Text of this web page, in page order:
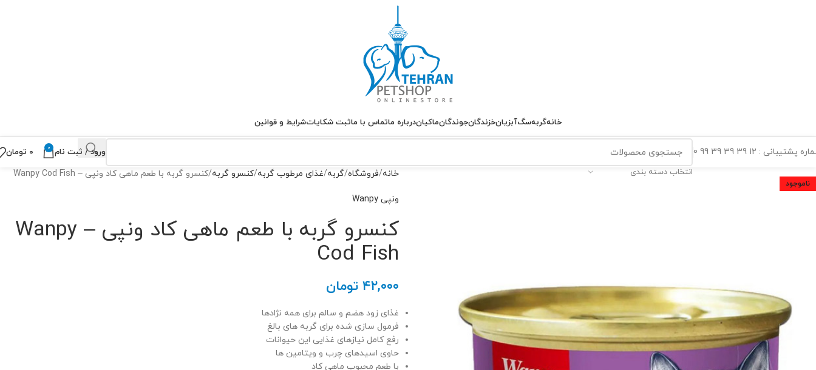
خانهگربهسگآبزیانخزندگانجوندگانماکیاندرباره ماتماس با ماثبت شکایاتشرایط و قوانین
پشتیبانی : 12 39 39 39 99 0
انتخاب دسته بندی
ورود / ثبت نام 0 ۰ تومان
ناموجود
خانه فروشگاه گربه غذای مرطوب گربه کنسرو گربه کنسرو گربه با طعم ماهی کاد ونپی – Wanpy Cod Fish
ونپی Wanpy
کنسرو گربه با طعم ماهی کاد ونپی – Wanpy
Cod Fish
۴۲,۰۰۰ تومان
غذای زود هضم و سالم برای همه نژادها
فرمول سازی شده برای گربه های بالغ
رفع کامل نیازهای غذایی این حیوانات
حاوی اسیدهای چرب و ویتامین ها
با طعم محبوب ماهی کاد